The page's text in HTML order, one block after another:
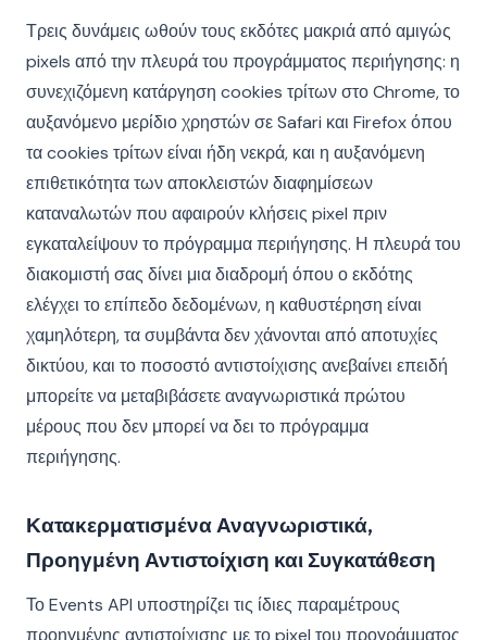
Τρεις δυνάμεις ωθούν τους εκδότες μακριά από αμιγώς
pixels από την πλευρά του προγράμματος περιήγησης: η
συνεχιζόμενη κατάργηση cookies τρίτων στο Chrome, το
αυξανόμενο μερίδιο χρηστών σε Safari και Firefox όπου
τα cookies τρίτων είναι ήδη νεκρά, και η αυξανόμενη
επιθετικότητα των αποκλειστών διαφημίσεων
καταναλωτών που αφαιρούν κλήσεις pixel πριν
εγκαταλείψουν το πρόγραμμα περιήγησης. Η πλευρά του
διακομιστή σας δίνει μια διαδρομή όπου ο εκδότης
ελέγχει το επίπεδο δεδομένων, η καθυστέρηση είναι
χαμηλότερη, τα συμβάντα δεν χάνονται από αποτυχίες
δικτύου, και το ποσοστό αντιστοίχισης ανεβαίνει επειδή
μπορείτε να μεταβιβάσετε αναγνωριστικά πρώτου
μέρους που δεν μπορεί να δει το πρόγραμμα
περιήγησης.
Κατακερματισμένα Αναγνωριστικά,
Προηγμένη Αντιστοίχιση και Συγκατάθεση
Το Events API υποστηρίζει τις ίδιες παραμέτρους
προηγμένης αντιστοίχισης με το pixel του προγράμματος